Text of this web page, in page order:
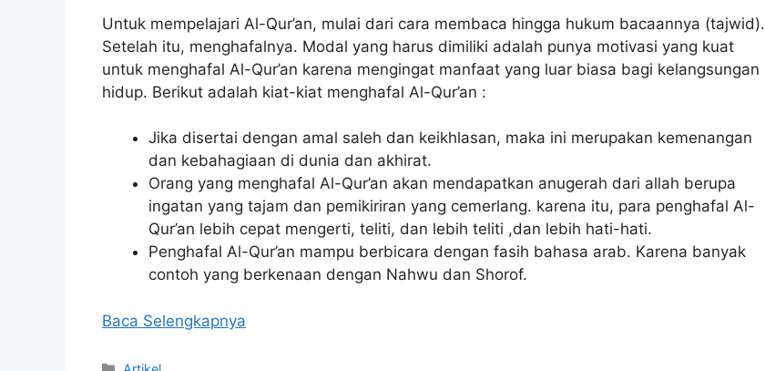
Untuk mempelajari Al-Qur’an, mulai dari cara membaca hingga hukum bacaannya (tajwid).
Setelah itu, menghafalnya. Modal yang harus dimiliki adalah punya motivasi yang kuat
untuk menghafal Al-Qur’an karena mengingat manfaat yang luar biasa bagi kelangsungan
hidup. Berikut adalah kiat-kiat menghafal Al-Qur’an :
Jika disertai dengan amal saleh dan keikhlasan, maka ini merupakan kemenangan
dan kebahagiaan di dunia dan akhirat.
Orang yang menghafal Al-Qur’an akan mendapatkan anugerah dari allah berupa
ingatan yang tajam dan pemikiriran yang cemerlang. karena itu, para penghafal Al-
Qur’an lebih cepat mengerti, teliti, dan lebih teliti ,dan lebih hati-hati.
Penghafal Al-Qur’an mampu berbicara dengan fasih bahasa arab. Karena banyak
contoh yang berkenaan dengan Nahwu dan Shorof.
Baca Selengkapnya
Kategori